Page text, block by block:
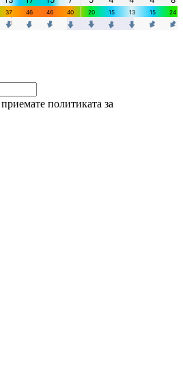
политиката за